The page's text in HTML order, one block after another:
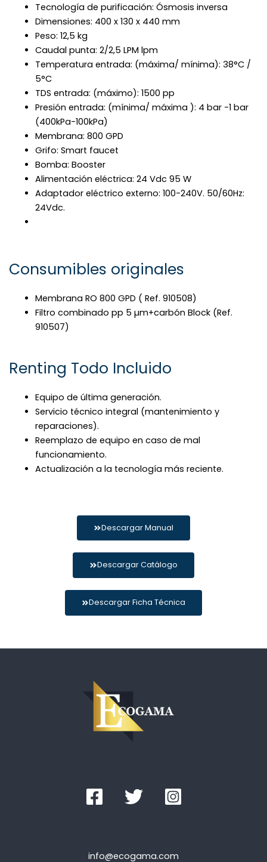
Tecnología de purificación: Ósmosis inversa
Dimensiones: 400 x 130 x 440 mm
Peso: 12,5 kg
Caudal punta: 2/2,5 LPM lpm
Temperatura entrada: (máxima/ mínima): 38°C /
5°C
TDS entrada: (máximo): 1500 pp
Presión entrada: (mínima/ máxima ): 4 bar -1 bar
(400kPa-100kPa)
Membrana: 800 GPD
Grifo: Smart faucet
Bomba: Booster
Alimentación eléctrica: 24 Vdc 95 W
Adaptador eléctrico externo: 100-240V. 50/60Hz:
24Vdc.
Consumibles originales
Membrana RO 800 GPD ( Ref. 910508)
Filtro combinado pp 5 µm+carbón Block (Ref.
910507)
Renting Todo Incluido
Equipo de última generación.
Servicio técnico integral (mantenimiento y
reparaciones).
Reemplazo de equipo en caso de mal
funcionamiento.
Actualización a la tecnología más reciente.
Descargar Manual
Descargar Catálogo
Descargar Ficha Técnica
info@ecogama.com